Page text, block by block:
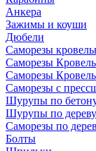
Анкера
Зажимы и коуши
Дюбели
Саморезы
Саморезы
Саморезы
Саморезы с
Шурупы по
Шурупы по дереву
Саморезы по
Болты